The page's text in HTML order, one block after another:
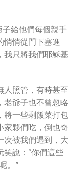
子給他們每個親手
悄悄從門下塞進
我只將我們耶穌基
人照管，有時甚至
老爺子也不曾忽略
將一些剩飯菜打包
家夥們吃，倒也奇
次被我們遇到，大
笑說：“你們這些
。”